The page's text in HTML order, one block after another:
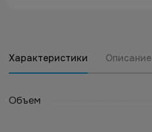
Характеристики Описание
Объем